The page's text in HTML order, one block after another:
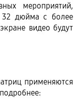
мероприятий,
32 дюйма с более
видео будут
применяются